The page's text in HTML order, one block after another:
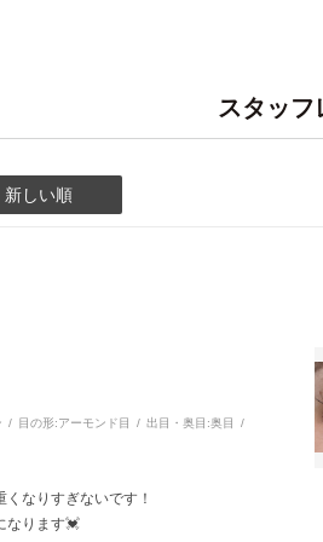
スタッフ
新しい順
目の形:アーモンド目 出目・奥目:奥目
なりすぎないです！
なります💓